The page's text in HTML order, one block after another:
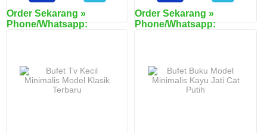
Order Sekarang »
Phone/Whatsapp:
Kode
AJ-BT-30
Bufet Tv
Order Sekarang »
Phone/Whatsapp:
Kode
AJ-BT-33
Bufet Tv Super